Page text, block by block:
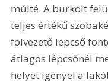
múlté. A burkolt
teljes értékű
fölvezető lépcső
átlagos lépcsőnél
helyet igényel a